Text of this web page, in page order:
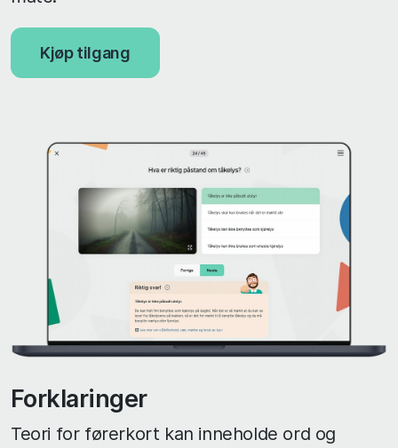
Kjøp tilgang
Forklaringer
Teori for førerkort kan inneholde ord og